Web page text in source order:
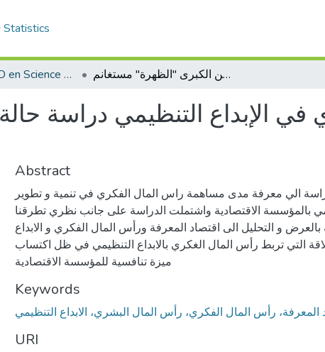
Statistics
Doctorat LMD en Science de Gestion أثر رأس المال الفكري في الإبداع التنظيمي دراسة حالة مؤسسة المطاحن الكبرى "الظهرة" مستغانم
في الإبداع التنظيمي دراسة
Abstract
الي معرفة مدى مساهمة راس المال الفكري في تنمية و تطوير
بالمؤسسة الاقتصادية واشتملت الدراسة على جانب نظري تطرقنا
و التحليل الى اقتصاد المعرفة ورأس المال الفكري و الابداع
التي تربط رأس المال الغكري بالابداع التنظيمي في ظل اكتساب
ميزة تنافسية للمؤسسة الاقتصادية
Keywords
المعرفة، رأس المال الفكري، رأس المال البشري، الابداع التنظيمي
URI